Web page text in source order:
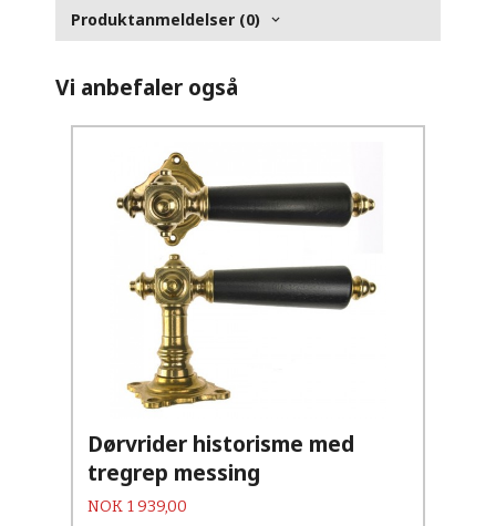
Produktanmeldelser (0)
Vi anbefaler også
Dørvrider historisme med
tregrep messing
Pris
NOK 1 939,00